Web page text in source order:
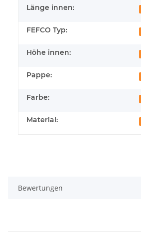
Länge innen:
FEFCO Typ:
Höhe innen:
Pappe:
Farbe:
Material:
Bewertungen